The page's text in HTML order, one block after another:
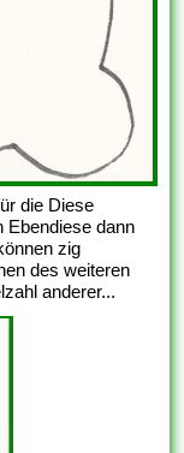
die Diese
Ebendiese dann
zig
des weiteren
anderer...